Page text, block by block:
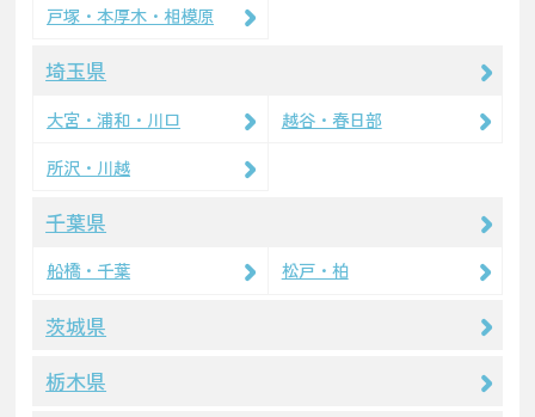
戸塚・本厚木・相模原
埼玉県
大宮・浦和・川口
越谷・春日部
所沢・川越
千葉県
船橋・千葉 松戸・柏
茨城県
栃木県